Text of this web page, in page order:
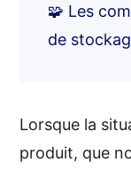
🧩 Les
de
Lorsque la
produit, que